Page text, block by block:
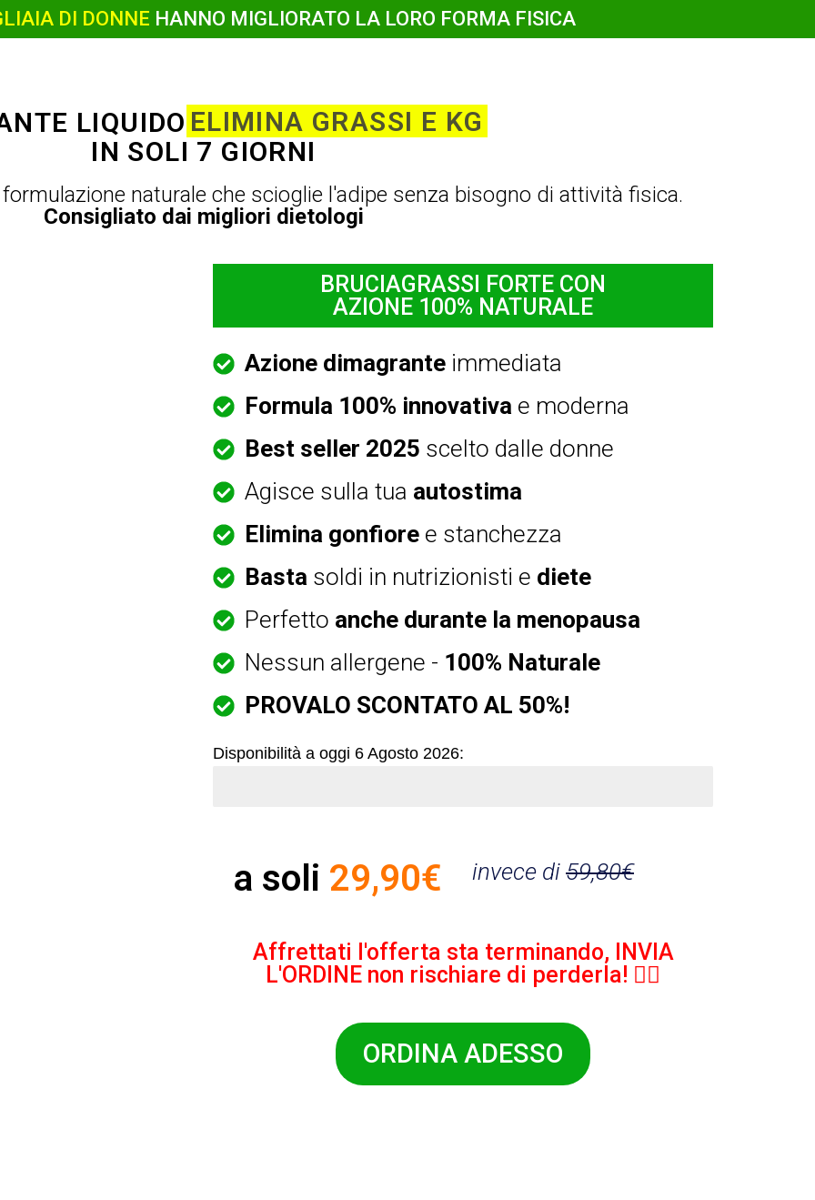
DI DONNE HANNO MIGLIORATO LA LORO FORMA FISICA
LIQUIDO ELIMINA GRASSI E KG
IN SOLI 7 GIORNI
naturale che scioglie l'adipe senza bisogno di attività fisica.
Consigliato dai migliori dietologi
BRUCIAGRASSI FORTE CON
AZIONE 100% NATURALE
Azione dimagrante immediata
Formula 100% innovativa e moderna
Best seller 2025 scelto dalle donne
Agisce sulla tua autostima
Elimina gonfiore e stanchezza
Basta soldi in nutrizionisti e diete
Perfetto anche durante la menopausa
Nessun allergene - 100% Naturale
PROVALO SCONTATO AL 50%!
Disponibilità a oggi 6 Agosto 2026:
a soli 29,90€ invece di 59,80€
Affrettati l'offerta sta terminando, INVIA
L'ORDINE non rischiare di perderla! 👇🏼
ORDINA ADESSO